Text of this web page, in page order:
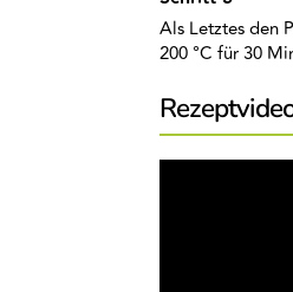
Als Letztes den
200 °C für 30